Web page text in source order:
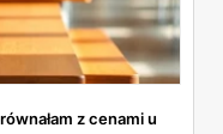
z cenami u